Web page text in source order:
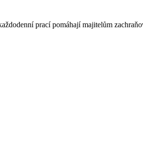
prací pomáhají majitelům